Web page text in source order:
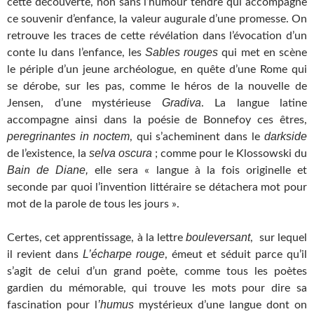
ce souvenir d’enfance, la valeur augurale d’une promesse. On
retrouve les traces de cette révélation dans l’évocation d’un
conte lu dans l’enfance, les Sables rouges qui met en scène
le périple d’un jeune archéologue, en quête d’une Rome qui
se dérobe, sur les pas, comme le héros de la nouvelle de
Jensen, d’une mystérieuse Gradiva. La langue latine
accompagne ainsi dans la poésie de Bonnefoy ces êtres,
peregrinantes in noctem, qui s’acheminent dans le darkside
de l’existence, la selva oscura ; comme pour le Klossowski du
Bain de Diane, elle sera « langue à la fois originelle et
seconde par quoi l’invention littéraire se détachera mot pour
mot de la parole de tous les jours ».
Certes, cet apprentissage, à la lettrebouleversant, sur lequel
il revient dans L’écharpe rouge, émeut et séduit parce qu’il
s’agit de celui d’un grand poète, comme tous les poètes
gardien du mémorable, qui trouve les mots pour dire sa
fascination pour l ’humus mystérieux d’une langue dont on